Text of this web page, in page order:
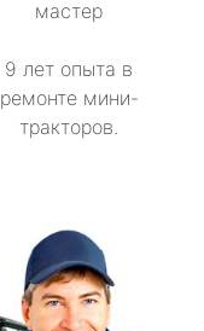
мастер
9 лет опыта в
ремонте мини-
тракторов.